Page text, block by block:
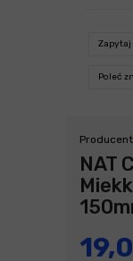
Zapytaj
Poleć
NAT